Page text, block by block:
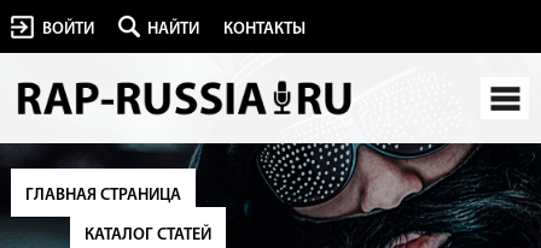
ВОЙТИ НАЙТИ КОНТАКТЫ
ГЛАВНАЯ СТРАНИЦА
КАТАЛОГ СТАТЕЙ